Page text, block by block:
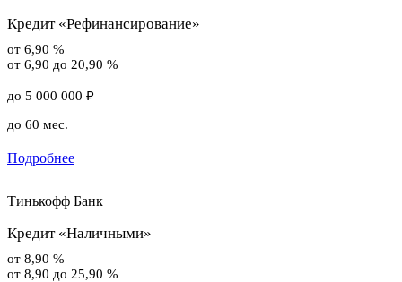
Кредит «Рефинансирование»
от 6,90 %
от 6,90 до 20,90 %
до 5 000 000 ₽
до 60 мес.
Подробнее
Тинькофф Банк
Кредит «Наличными»
от 8,90 %
от 8,90 до 25,90 %